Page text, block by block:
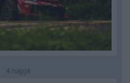
4 napja